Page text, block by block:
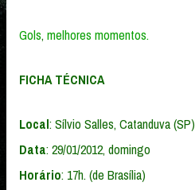
Gols, melhores momentos.
FICHA TÉCNICA
Local: Sílvio Salles, Catanduva (SP)
Data: 29/01/2012, domingo
Horário: 17h. (de Brasília)